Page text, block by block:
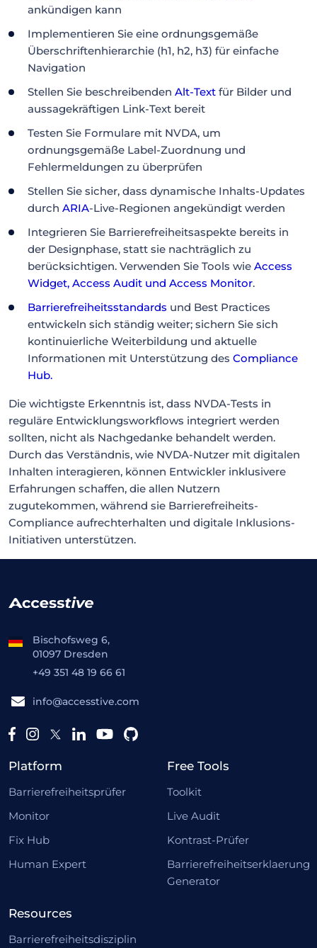
ankündigen kann
Implementieren Sie eine ordnungsgemäße
Überschriftenhierarchie (h1, h2, h3) für einfache
Navigation
Stellen Sie beschreibenden Alt-Text für Bilder und
aussagekräftigen Link-Text bereit
Testen Sie Formulare mit NVDA, um
ordnungsgemäße Label-Zuordnung und
Fehlermeldungen zu überprüfen
Stellen Sie sicher, dass dynamische Inhalts-Updates
durch ARIA-Live-Regionen angekündigt werden
Integrieren Sie Barrierefreiheitsaspekte bereits in
der Designphase, statt sie nachträglich zu
berücksichtigen. Verwenden Sie Tools wie Access
Widget, Access Audit und Access Monitor.
Barrierefreiheitsstandards und Best Practices
entwickeln sich ständig weiter; sichern Sie sich
kontinuierliche Weiterbildung und aktuelle
Informationen mit Unterstützung des Compliance
Hub.
Die wichtigste Erkenntnis ist, dass NVDA-Tests in
reguläre Entwicklungsworkflows integriert werden
sollten, nicht als Nachgedanke behandelt werden.
Durch das Verständnis, wie NVDA-Nutzer mit digitalen
Inhalten interagieren, können Entwickler inklusivere
Erfahrungen schaffen, die allen Nutzern
zugutekommen, während sie Barrierefreiheits-
Compliance aufrechterhalten und digitale Inklusions-
Initiativen unterstützen.
Bischofsweg 6,
01097 Dresden
+49 351 48 19 66 61
info@accesstive.com
Platform
Barrierefreiheitsprüfer
Monitor
Fix Hub
Human Expert
Free Tools
Toolkit
Live Audit
Kontrast-Prüfer
Barrierefreiheitserklaerung
Generator
Resources
Barrierefreiheitsdisziplin